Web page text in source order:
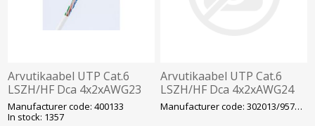
Arvutikaabel UTP Cat.6
LSZH/HF Dca 4x2xAWG23
K305, valge (400133)
Manufacturer code: 400133
In stock: 1357
Arvutikaabel UTP Cat.6
LSZH/HF Dca 4x2xAWG24
K305, roheline (302013)
Manufacturer code: 302013/957053